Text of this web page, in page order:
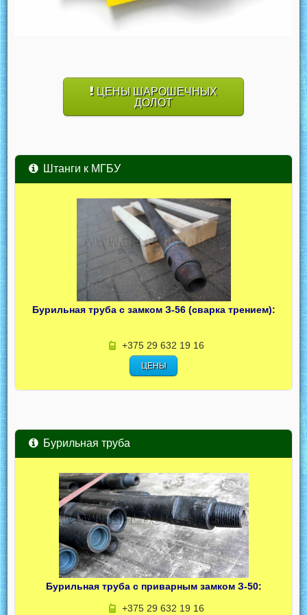
ЦЕНЫ ШАРОШЕЧНЫХ
ДОЛОТ
Штанги к МГБУ
Бурильная труба с замком З-56 (сварка трением):
+375 29 632 19 16
ЦЕНЫ
Бурильная труба
Бурильная труба с приварным замком З-50:
+375 29 632 19 16